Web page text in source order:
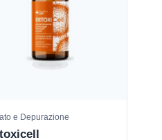
e Depurazione